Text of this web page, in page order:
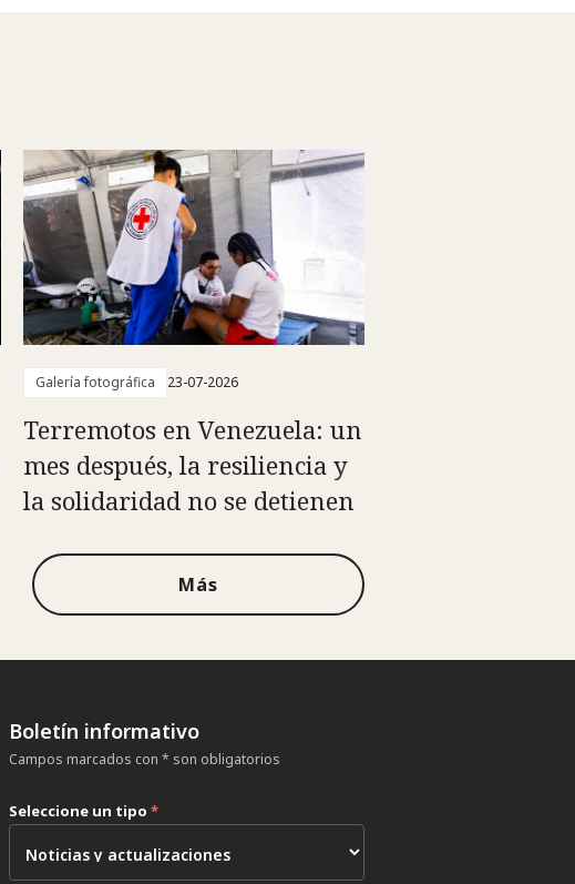
Galería fotográfica 23-07-2026
Terremotos en Venezuela: un
mes después, la resiliencia y
la solidaridad no se detienen
Más
Boletín informativo
Campos marcados con * son obligatorios
Seleccione un tipo *